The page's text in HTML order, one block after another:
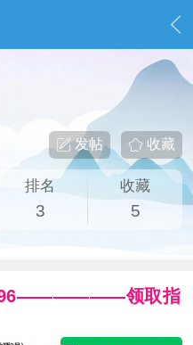
收藏
发帖
排名
3
收藏
5
领取指